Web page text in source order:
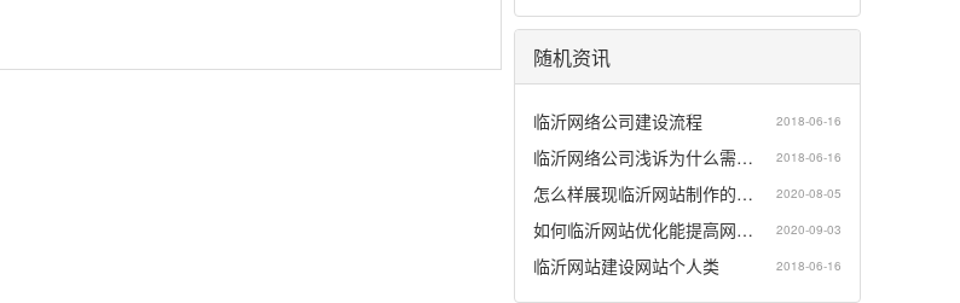
随机资讯
临沂网络公司建设流程 2018-06-16
临沂网络公司浅诉为什么需… 2018-06-16
怎么样展现临沂网站制作的… 2020-08-05
如何临沂网站优化能提高网… 2020-09-03
临沂网站建设网站个人类 2018-06-16